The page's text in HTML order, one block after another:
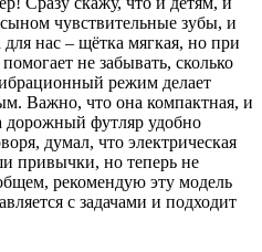
чувствительные зубы, и
нас – щётка мягкая, но при
не забывать, сколько
режим делает
Важно, что она компактная, и
дорожный футляр удобно
думал, что электрическая
привычки, но теперь не
рекомендую эту модель
с задачами и подходит